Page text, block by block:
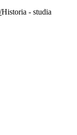
Historia - studia